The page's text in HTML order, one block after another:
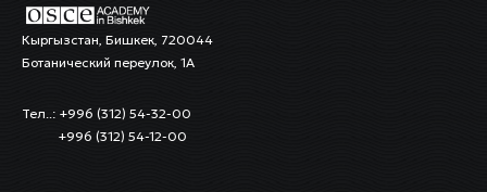
Кыргызстан, Бишкек, 720044
Ботанический переулок, 1А
Тел..: +996 (312) 54-32-00
+996 (312) 54-12-00